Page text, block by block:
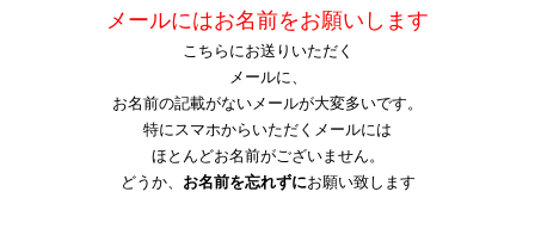
メールにはお名前をお願いします
こちらにお送りいただく
メールに、
お名前の記載がないメールが大変多いです。
特にスマホからいただくメールには
ほとんどお名前がございません。
どうか、 お名前を忘れずにお願い致します